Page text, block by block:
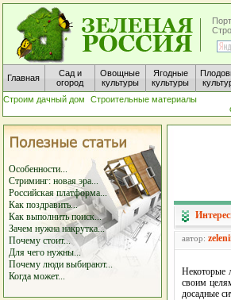
Главная
Сад и
огород
Овощные
культуры
Ягодные
культуры
Строим дачный дом
Строительные материалы
Особенности...
Стриминг: новая эра...
Российская платформа...
Как поздравить...
Как выполнить поиск...
Зачем нужна накрутка...
Почему стоит...
Для чего нужны...
Почему люди выбирают...
Когда может...
автор:
Некоторые
своим
досадные